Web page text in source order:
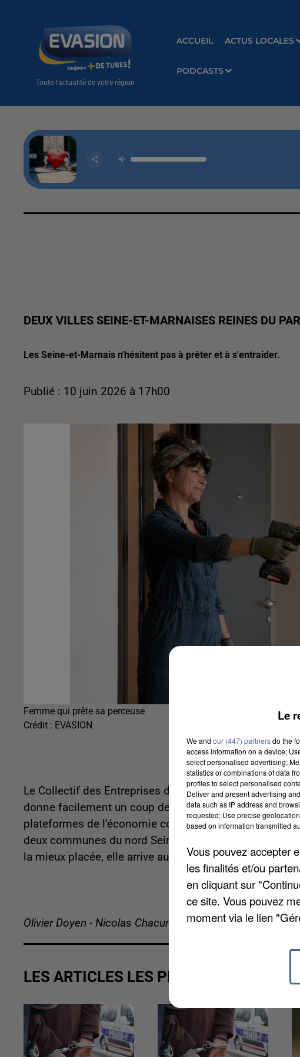
Toute l'actualité de votre région
ACCUEIL ACTUS LOCALES
PODCASTS
DEUX VILLES SEINE-ET-MARNAISES REINES DU
Les Seine-et-Marnais n'hésitent pas à prêter et à s'entraider.
Publié : 10 juin 2026 à 17h00
Femme qui prête sa perceuse
Crédit : EVASION
Le Collectif des Entreprises du Partage vient de
donne facilement un coup de main entre habitants.
plateformes de l’économie collaborative comme
deux communes du nord Seine-et-Marne figurent
la mieux placée, elle arrive au 108ème rang. Meaux
Olivier Doyen - Nicolas Chacun
LES ARTICLES LES PLUS VUS
Le
We and our (447) partnersdo the
access information on a device;
select personalised advertising;
statistics or combinations of data
profiles to select personalised
Deliver and present advertising
data such as IP address and
requested; Use precise
based on information transmitted
Vous pouvez accepter
les finalités et/ou
en cliquant sur
ce site. Vous pouvez
moment via le lien